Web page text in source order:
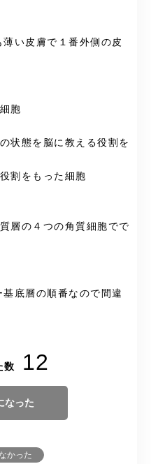
い皮膚で１番外側の皮
胞
状態を脳に教える役割を
割をもった細胞
層の４つの角質細胞でで
底層の順番なので間違
数 12
なった
かった